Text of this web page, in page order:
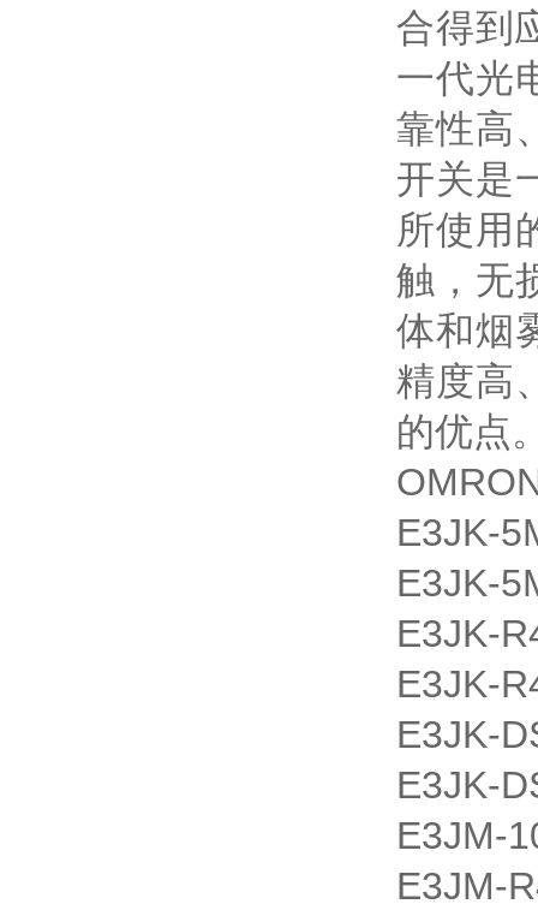
合得到
一代光
靠性高
开关是
所使用
触，无
体和烟
精度高
的优点
E3JK-
E3JK-
E3JK-
E3JK-
E3JK-
E3JK-
E3JM-
E3JM-